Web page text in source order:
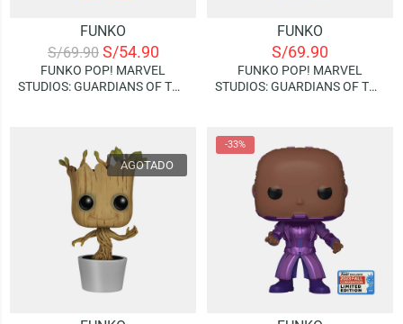
FUNKO
S/69.90 S/54.90
FUNKO POP! MARVEL
STUDIOS: GUARDIANS OF THE
FUNKO
S/69.90
FUNKO POP! MARVEL
STUDIOS: GUARDIANS OF THE
AGOTADO
-33%